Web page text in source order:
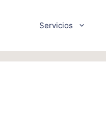
Servicios